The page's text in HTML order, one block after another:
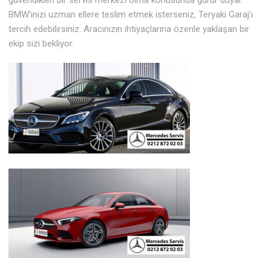
BMW’inizi uzman ellere teslim etmek isterseniz, Teryaki Garaj’ı
tercih edebilirsiniz. Aracınızın ihtiyaçlarına özenle yaklaşan bir
ekip sizi bekliyor.